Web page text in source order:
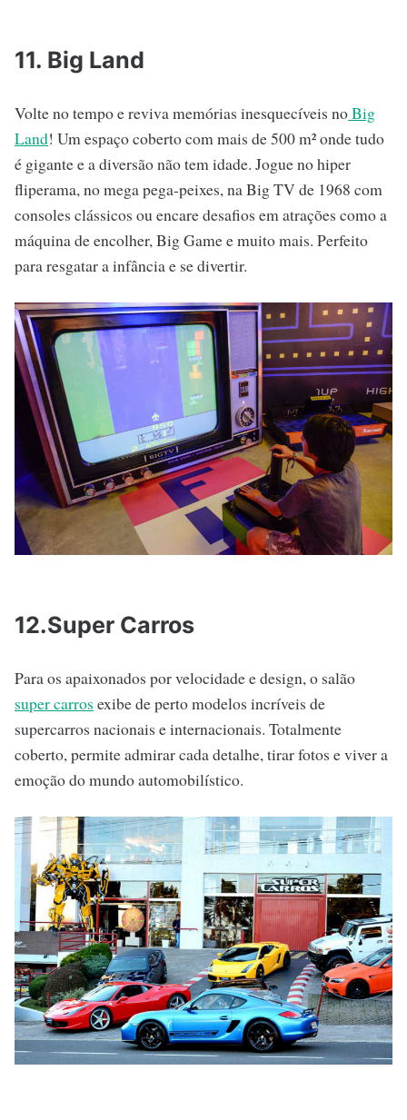
11. Big Land
Volte no tempo e reviva memórias inesquecíveis noBig
Land! Um espaço coberto com mais de 500 m² onde tudo
é gigante e a diversão não tem idade. Jogue no hiper
fliperama, no mega pega-peixes, na Big TV de 1968 com
consoles clássicos ou encare desafios em atrações como a
máquina de encolher, Big Game e muito mais. Perfeito
para resgatar a infância e se divertir.
12.Super Carros
Para os apaixonados por velocidade e design, o salão
super carros exibe de perto modelos incríveis de
supercarros nacionais e internacionais. Totalmente
coberto, permite admirar cada detalhe, tirar fotos e viver a
emoção do mundo automobilístico.